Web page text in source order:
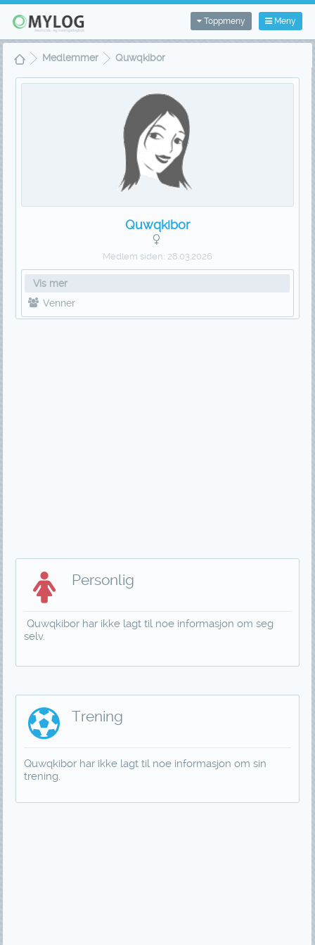
Meny
Toppmeny
Medlemmer Quwqkibor
Quwqkibor
Medlem siden: 28.03.2026
Vis mer
Venner
Personlig
Quwqkibor har ikke lagt til noe informasjon om seg
selv.
Trening
Quwqkibor har ikke lagt til noe informasjon om sin
trening.